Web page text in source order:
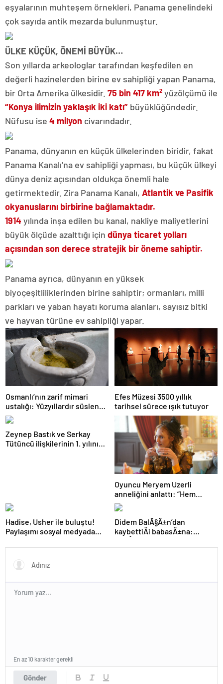
eşyalarının muhteşem örnekleri, Panama genelindeki
çok sayıda antik mezarda bulunmuştur.
ÜLKE KÜÇÜK, ÖNEMİ BÜYÜK…
Son yıllarda arkeologlar tarafından keşfedilen en
değerli hazinelerden birine ev sahipliği yapan Panama,
bir Orta Amerika ülkesidir. 75 bin 417 km²yüzölçümü ile
“Konya ilimizin yaklaşık iki katı” büyüklüğündedir.
Nüfusu ise 4 milyon civarındadır.
Panama, dünyanın en küçük ülkelerinden biridir, fakat
Panama Kanalı’na ev sahipliği yapması, bu küçük ülkeyi
dünya deniz açısından oldukça önemli hale
getirmektedir. Zira Panama Kanalı, Atlantik ve Pasifik
okyanuslarını birbirine bağlamaktadır.
1914 yılında inşa edilen bu kanal, nakliye maliyetlerini
büyük ölçüde azalttığı için dünya ticaret yolları
açısından son derece stratejik bir öneme sahiptir.
Panama ayrıca, dünyanın en yüksek
biyoçeşitliliklerinden birine sahiptir; ormanları, milli
parkları ve yaban hayatı koruma alanları, sayısız bitki
ve hayvan türüne ev sahipliği yapar.
Osmanlı’nın zarif mimari
ustalığı: Yüzyıllardır süslenen
kuş sebilleri ve çanakları
Efes Müzesi 3500 yıllık
tarihsel sürece ışık tutuyor
Zeynep Bastık ve Serkay
Tütüncü ilişkilerinin 1. yılını
Oyuncu Meryem Uzerli
anneliğini anlattı: “Hem
disiplinli hem rahatım”
Hadise, Usher ile buluştu!
Paylaşımı sosyal medyada
Didem BalÃ§Ä±n’dan
kaybettiÄi babasÄ±na:
Gönder
En az 10 karakter gerekli